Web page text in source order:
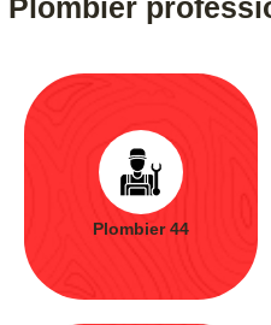
Plombier
Plombier 44